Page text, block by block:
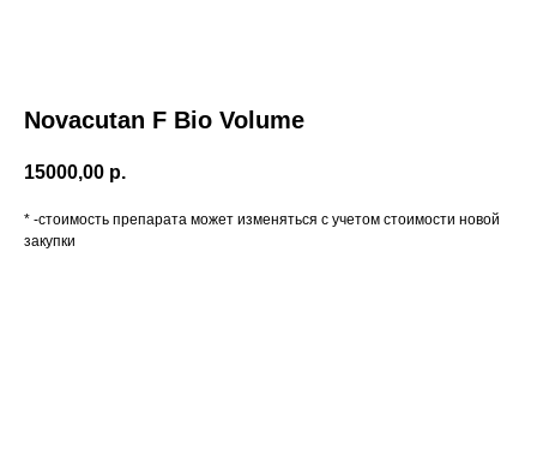
Novacutan F Bio Volume
15000,00 р.
* -стоимость препарата может изменяться с учетом стоимости новой
закупки